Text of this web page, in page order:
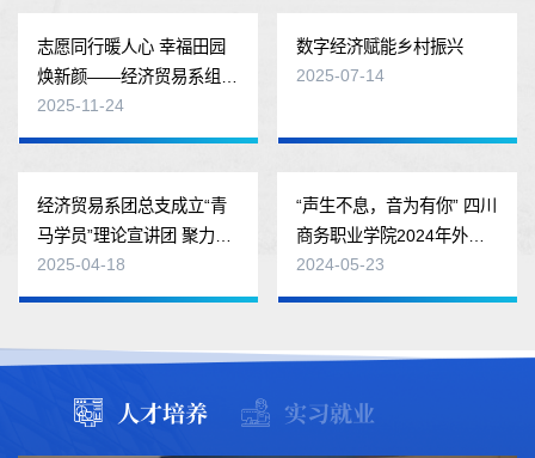
志愿同行暖人心 幸福田园
焕新颜——经济贸易系组织
开展社区服...
2025-11-24
数字经济赋能乡村振兴
2025-07-14
经济贸易系团总支成立“青
马学员”理论宣讲团 聚力传
播时代强音
2025-04-18
“声生不息，音为有你” 四川
商务职业学院2024年外语
配音大赛...
2024-05-23
人才培养 实习就业